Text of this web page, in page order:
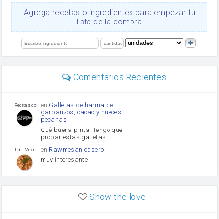
Ajos
Levadura
limón
Agrega recetas o ingredientes para empezar tu
lista de la compra
Comentarios Recientes
Recetas con sazon
en Galletas de harina de
garbanzos, cacao y nueces
pecanas
Qué buena pinta! Tengo que
probar estas galletas.
Toni Michel Caubet
en Rawmesan casero
muy interesante!
enLasaña casera fácil y
Show the love